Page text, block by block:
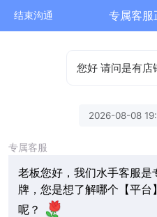
结束沟通 专属客服
您好 请问是有店
2026-08-08
专属客服
老板您好，我们水手客服是
牌，您是想了解哪个【平台
呢？